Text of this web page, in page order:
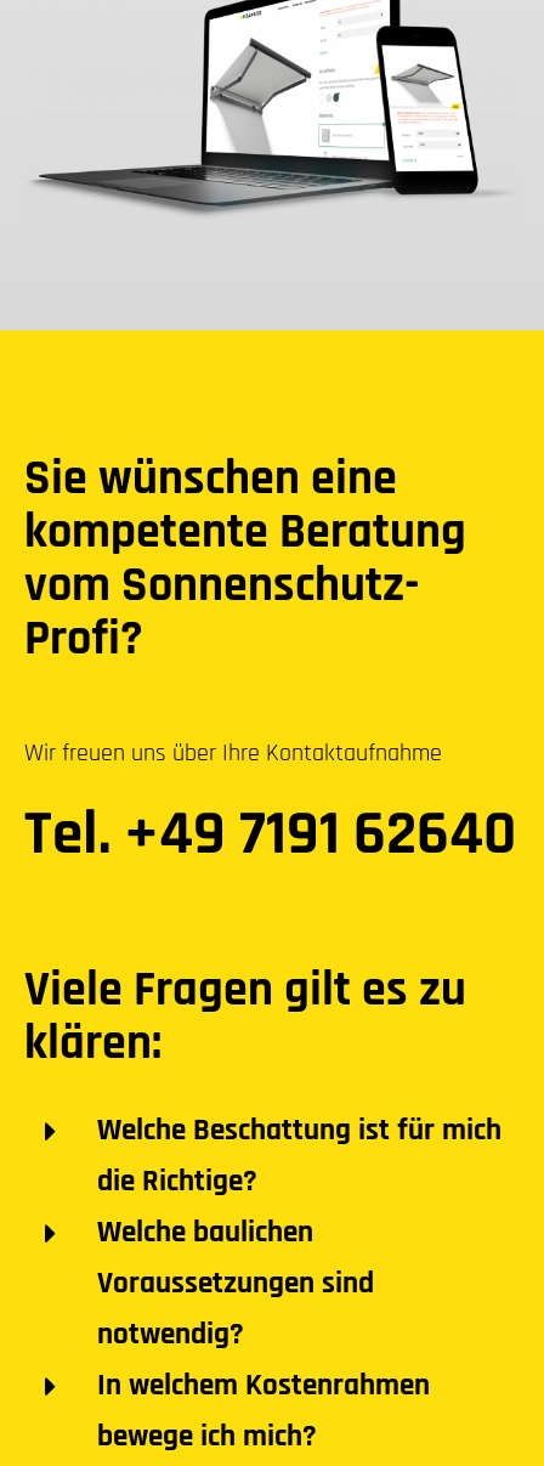
Sie wünschen eine
kompetente Beratung
vom Sonnenschutz-
Profi?
Wir freuen uns über Ihre Kontaktaufnahme
Tel. +49 7191 62640
Viele Fragen gilt es zu
klären:
Welche Beschattung ist für mich
die Richtige?
Welche baulichen
Voraussetzungen sind
notwendig?
In welchem Kostenrahmen
bewege ich mich?